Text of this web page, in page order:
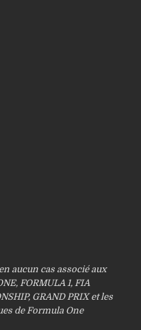
aucun cas associé aux
FORMULA 1, FIA
GRAND PRIX et les
de Formula One